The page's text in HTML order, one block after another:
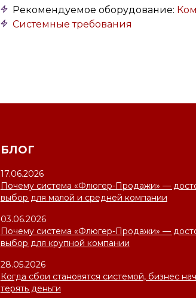
Рекомендуемое оборудование:
Системные требования
БЛОГ
17.06.2026
Почему система «Флюгер-Продажи» —
выбор для малой и средней компании
03.06.2026
Почему система «Флюгер-Продажи» —
выбор для крупной компании
28.05.2026
Когда сбои становятся системой, бизнес
терять деньги